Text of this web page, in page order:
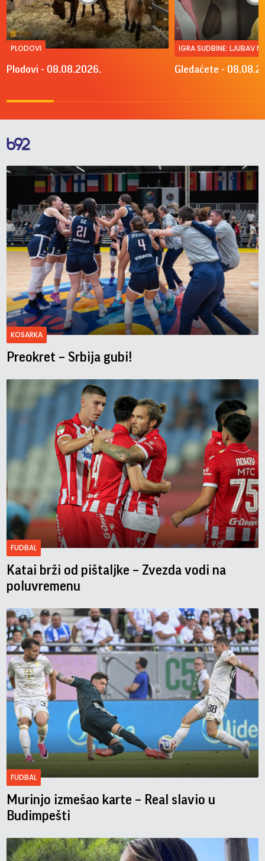
PLODOVI
Plodovi - 08.08.2026.
IGRA SUDBINE: LJUBAV
Gledaćete -
KOSARKA
Preokret – Srbija gubi!
FUDBAL
Katai brži od pištaljke – Zvezda vodi na
poluvremenu
FUDBAL
Murinjo izmešao karte – Real slavio u
Budimpešti